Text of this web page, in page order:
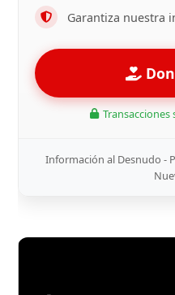
Garantiza nuestra
Información al Desnudo -